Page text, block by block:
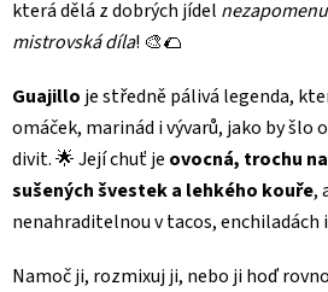
která dělá z dobrých jídel
mistrovská díla! 🎨🌮
Guajillo je středně pálivá legenda,
omáček, marinád i vývarů, jako by šlo
divit. 🌟 Její chuť je ovocná, trochu
sušených švestek a lehkého kouře,
nenahraditelnou v tacos, enchiladách
Namoč ji, rozmixuj ji, nebo ji hoď